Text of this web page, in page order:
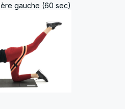
gauche (60 sec)